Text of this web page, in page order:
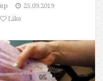
25.09.2019
Like